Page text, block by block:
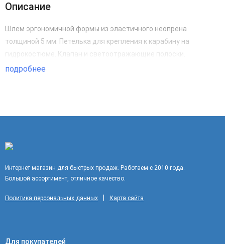
Описание
Шлем эргономичной формы из эластичного неопрена
толщиной 5 мм. Петелька для крепления к карабину на
гидрокостюме. Клапан и светоотражающие полоски.
подробнее
Интернет магазин для быстрых продаж. Работаем с 2010 года.
Большой ассортимент, отличное качество.
Политика персональных данных Карта сайта
Для покупателей